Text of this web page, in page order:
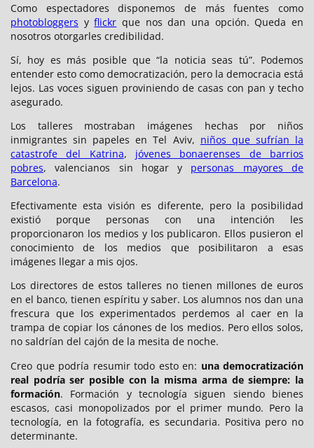
Como espectadores disponemos de más fuentes como
photobloggers yflickr que nos dan una opción. Queda en
nosotros otorgarles credibilidad.
Sí, hoy es más posible que “la noticia seas tú”. Podemos
entender esto como democratización, pero la democracia está
lejos. Las voces siguen proviniendo de casas con pan y techo
asegurado.
Los talleres mostraban imágenes hechas por niños
inmigrantes sin papeles en Tel Aviv, niños que sufrían la
catastrofe del Katrina, jóvenes bonaerenses de barrios
pobres, valencianos sin hogar y personas mayores de
Barcelona.
Efectivamente esta visión es diferente, pero la posibilidad
existió porque personas con una intención les
proporcionaron los medios y los publicaron. Ellos pusieron el
conocimiento de los medios que posibilitaron a esas
imágenes llegar a mis ojos.
Los directores de estos talleres no tienen millones de euros
en el banco, tienen espíritu y saber. Los alumnos nos dan una
frescura que los experimentados perdemos al caer en la
trampa de copiar los cánones de los medios. Pero ellos solos,
no saldrían del cajón de la mesita de noche.
Creo que podría resumir todo esto en: una democratización
real podría ser posible con la misma arma de siempre: la
formación. Formación y tecnología siguen siendo bienes
escasos, casi monopolizados por el primer mundo. Pero la
tecnología, en la fotografía, es secundaria. Positiva pero no
determinante.